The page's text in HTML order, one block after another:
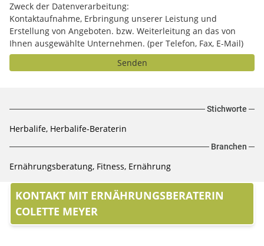
Zweck der Datenverarbeitung:
Kontaktaufnahme, Erbringung unserer Leistung und
Erstellung von Angeboten. bzw. Weiterleitung an das von
Ihnen ausgewählte Unternehmen. (per Telefon, Fax, E-Mail)
Senden
Stichworte
Herbalife, Herbalife-Beraterin
Branchen
Ernährungsberatung, Fitness, Ernährung
KONTAKT MIT ERNÄHRUNGSBERATERIN
COLETTE MEYER